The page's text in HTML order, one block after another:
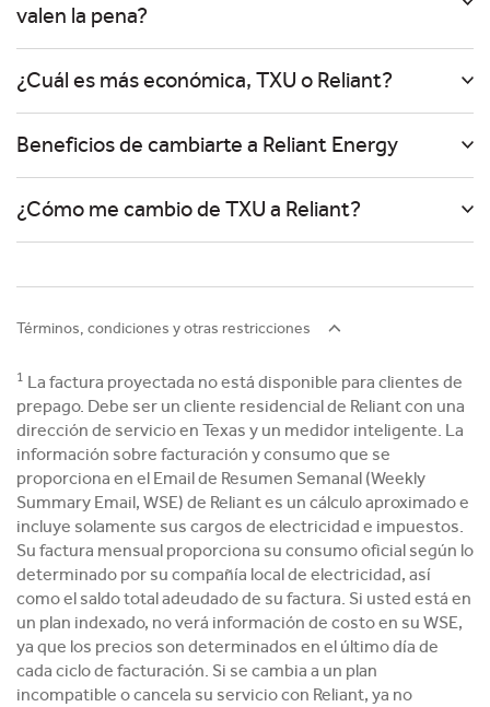
valen la pena?
¿Cuál es más económica, TXU o Reliant?
Beneficios de cambiarte a Reliant Energy
¿Cómo me cambio de TXU a Reliant?
Términos, condiciones y otras restricciones
1
La factura proyectada no está disponible para clientes de
prepago. Debe ser un cliente residencial de Reliant con una
dirección de servicio en Texas y un medidor inteligente. La
información sobre facturación y consumo que se
proporciona en el Email de Resumen Semanal (Weekly
Summary Email, WSE) de Reliant es un cálculo aproximado e
incluye solamente sus cargos de electricidad e impuestos.
Su factura mensual proporciona su consumo oficial según lo
determinado por su compañía local de electricidad, así
como el saldo total adeudado de su factura. Si usted está en
un plan indexado, no verá información de costo en su WSE,
ya que los precios son determinados en el último día de
cada ciclo de facturación. Si se cambia a un plan
incompatible o cancela su servicio con Reliant, ya no